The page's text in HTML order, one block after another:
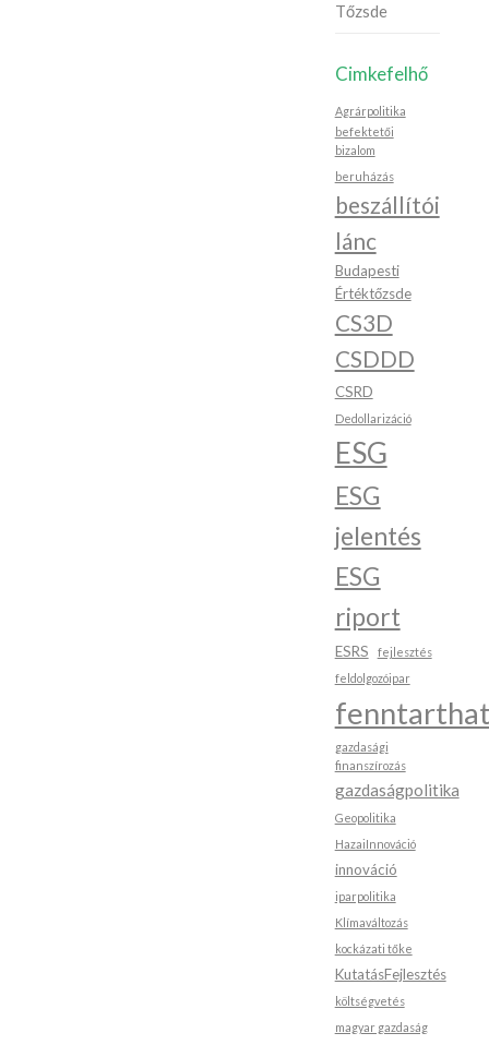
Tőzsde
Cimkefelhő
Agrárpolitika
befektetői
bizalom
beruházás
beszállítói
lánc
Budapesti
Értéktőzsde
CS3D
CSDDD
CSRD
Dedollarizáció
ESG
ESG
jelentés
ESG
riport
ESRS
fejlesztés
feldolgozóipar
gazdasági
finanszírozás
gazdaságpolitika
Geopolitika
HazaiInnováció
innováció
iparpolitika
Klímaváltozás
kockázati tőke
KutatásFejlesztés
költségvetés
magyar gazdaság